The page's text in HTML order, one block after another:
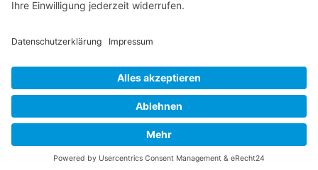
Telepathische Tierkommunikation
Tierhomöopathie
Heilpraktikerschulen
Naturheilkunde
Ohrakupunktur
Partner - Marktplatz
Impressum
Datenschutzerklärung
Heilpraktikerschule